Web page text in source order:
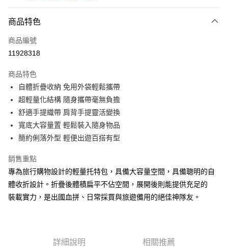
LINE Pay
Apple Pay
悠遊付
Google Pay
全盈+PAY
AFTEE先享後付
【關於「AFTEE先享後付」】
AFTEE先享後付是「在收到商品之後才付款」的支付方式。 讓您購物簡單
便利好安心！
１．簡單：不需註冊會員、不需綁卡、不需儲值。
２．便利：只要手機號碼，簡訊認證，即可結帳。
結帳頁面，進行簡訊認證並確認金額後，即可完成結帳。
ATM付款
運送方式
商品特色
商品編號
11928318
商品特色
自體折疊收納 免用外袋輕鬆攜帶
超輕量化結構 隨身攜帶毫無負擔
舒適手提織帶 肩背手提靈活變換
寬底大容量置 輕鬆裝入隨身物品
簡約俐落外型 輕便出遊百搭有型
銷售重點
專為旅行購物設計的輕量托特包，具備大容量空間，具備聰明的自
體收折設計。折疊後體積扁平不佔空間，展開後則能提供充足的
裝載實力，是出國血拼、日常採買與旅遊備用的絕佳神隊友。
詳細說明 相關推薦